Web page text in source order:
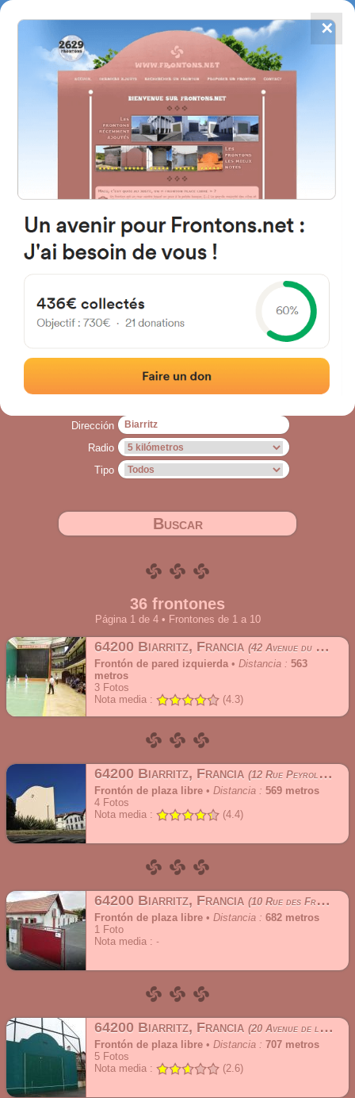
FRONTONS.NET
BUSCAR UN FRONTÓN
AÑADIR UN FRONTÓN
4784
frontones
Frontones de pelota vasca
Puedes obtener, desde este buscador, el listado de frontones más
cercanos a ti.
La búsqueda se puede realizar en un radio de 5 a 50 kilómetros desde la
dirección de origen*.
* Se dice que las distancias que se muestran en esta página son ortodrómicas, es
decir, evaluadas "a vuelo de pájaro".
Dirección
Radio
Tipo
Buscar
36 frontones
Página 1 de 4 • Frontones de 1 a 10
64200 Biarritz, Francia 42 Avenue du Maréchal Foch
Frontón de pared izquierda • Distancia : 563
metros
3 Fotos
Nota media :
(4.3)
64200 Biarritz, Francia 12 Rue Peyroloubilh
Frontón de plaza libre • Distancia : 569 metros
4 Fotos
Nota media :
(4.4)
64200 Biarritz, Francia 10 Rue des Frères
Frontón de plaza libre • Distancia : 682 metros
1 Foto
Nota media :
64200 Biarritz, Francia 20 Avenue de la République
Frontón de plaza libre • Distancia : 707 metros
5 Fotos
Nota media :
(2.6)
✕